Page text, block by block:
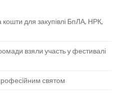
для закупівлі БпЛА, НРК,
взяли участь у фестивалі
святом